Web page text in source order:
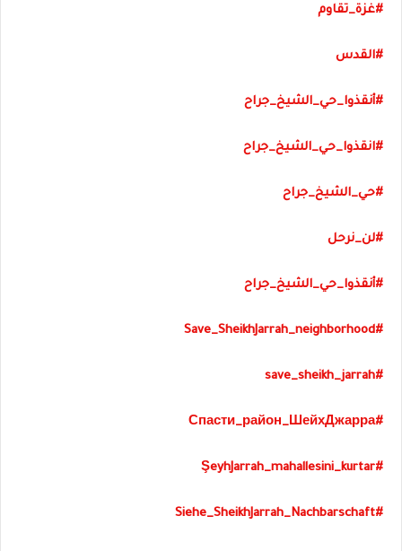
#غزة_تقاوم
#القدس
#أنقذوا_حي_الشيخ_جراح
#انقذوا_حي_الشيخ_جراح
#حي_الشيخ_جراح
#لن_نرحل
#أنقذوا_حي_الشيخ_جراح
#Save_SheikhJarrah_neighborhood
#save_sheikh_jarrah
#Спасти_район_ШейхДжарра
#ŞeyhJarrah_mahallesini_kurtar
#Siehe_SheikhJarrah_Nachbarschaft